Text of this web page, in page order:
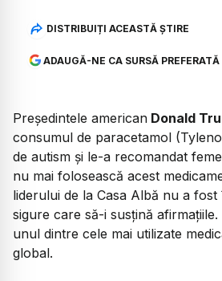
DISTRIBUIȚI ACEASTĂ ȘTIRE
ADAUGĂ-NE CA SURSĂ PREFERATĂ
Președintele american Donald
consumul de paracetamol
de autism și le-a recomandat
nu mai folosească acest
liderului de la Casa Albă nu a fost
sigure care să-i susțină
unul dintre cele mai utilizate
global.